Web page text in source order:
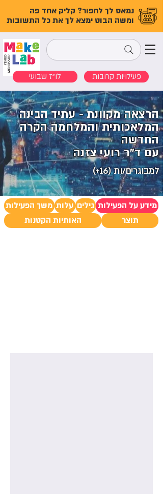
נמאס לך לחפור? קליק אחד פה
ומשה הבוט ימצא לך את כל התשובות
לו"ז שבועי פעילויות קרובות
הרצאה מקוונת - עתיד הבינה
המלאכותית והמלחמה הקרה
החדשה
עם ד"ר רועי צזנה
למבוגרים/ות (16+)
מידע על הפעילות גילים עלות משך הפעילות
תוצר
האותיות הקטנות